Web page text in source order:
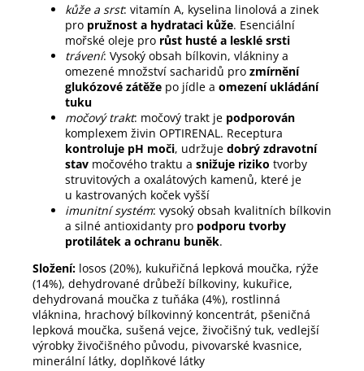
kůže a srst: vitamín A, kyselina linolová a zinek
pro pružnost a hydrataci kůže. Esenciální
mořské oleje pro růst husté a lesklé srsti
trávení: Vysoký obsah bílkovin, vlákniny a
omezené množství sacharidů pro zmírnění
glukózové zátěže po jídle a omezení ukládání
tuku
močový trakt: močový trakt je podporován
komplexem živin OPTIRENAL. Receptura
kontroluje pH moči, udržuje dobrý zdravotní
stav močového traktu a snižuje riziko tvorby
struvitových a oxalátových kamenů, které je
u kastrovaných koček vyšší
imunitní systém: vysoký obsah kvalitních bílkovin
a silné antioxidanty pro podporu tvorby
protilátek a ochranu buněk.
Složení: losos (20%), kukuřičná lepková moučka, rýže
(14%), dehydrované drůbeží bílkoviny, kukuřice,
dehydrovaná moučka z tuňáka (4%), rostlinná
vláknina, hrachový bílkovinný koncentrát, pšeničná
lepková moučka, sušená vejce, živočišný tuk, vedlejší
výrobky živočišného původu, pivovarské kvasnice,
minerální látky, doplňkové látky